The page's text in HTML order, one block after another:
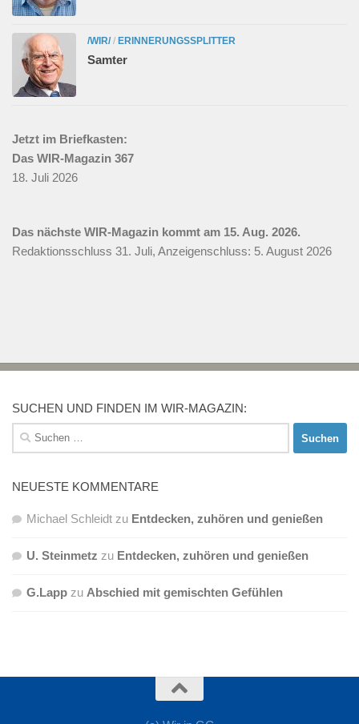
/WIR/ / ERINNERUNGSSPLITTER
Samter
Jetzt im Briefkasten:
Das WIR-Magazin 367
18. Juli 2026
Das nächste WIR-Magazin kommt am 15. Aug. 2026.
Redaktionsschluss 31. Juli, Anzeigenschluss: 5. August 2026
SUCHEN UND FINDEN IM WIR-MAGAZIN:
Suchen
nach:
NEUESTE KOMMENTARE
Michael Schleidt zu Entdecken, zuhören und genießen
U. Steinmetz zu Entdecken, zuhören und genießen
G.Lapp zu Abschied mit gemischten Gefühlen